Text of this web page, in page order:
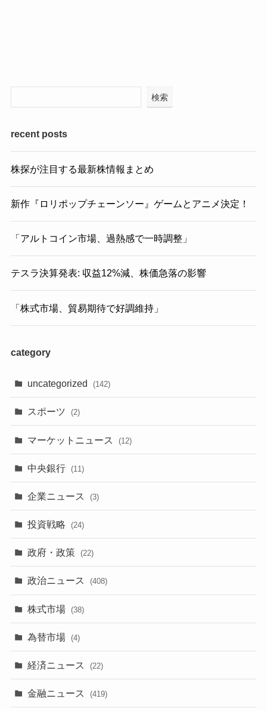
検索
recent posts
株探が注目する最新株情報まとめ
新作『ロリポップチェーンソー』ゲームとアニメ決定！
「アルトコイン市場、過熱感で一時調整」
テスラ決算発表: 収益12%減、株価急落の影響
「株式市場、貿易期待で好調維持」
category
uncategorized (142)
スポーツ (2)
マーケットニュース (12)
中央銀行 (11)
企業ニュース (3)
投資戦略 (24)
政府・政策 (22)
政治ニュース (408)
株式市場 (38)
為替市場 (4)
経済ニュース (22)
金融ニュース (419)